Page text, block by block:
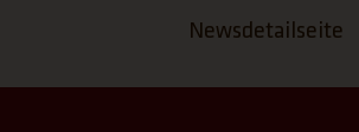
Newsdetailseite